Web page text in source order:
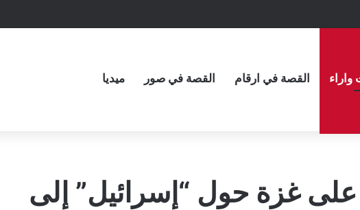
واراء القصة في ارقام القصة في صور ميديا
غزة حول “إسرائيل” إلى